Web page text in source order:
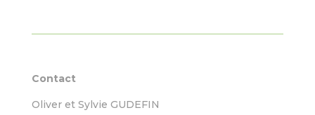
Contact
Oliver et Sylvie GUDEFIN